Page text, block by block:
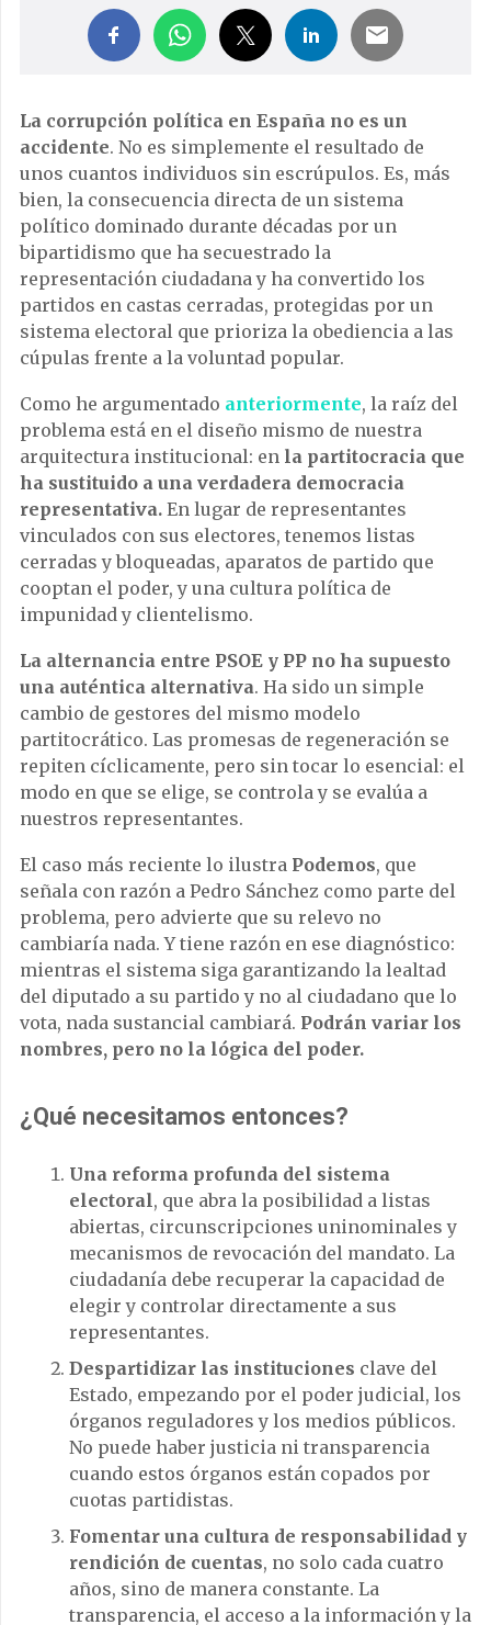
La corrupción política en España no es un
accidente. No es simplemente el resultado de
unos cuantos individuos sin escrúpulos. Es, más
bien, la consecuencia directa de un sistema
político dominado durante décadas por un
bipartidismo que ha secuestrado la
representación ciudadana y ha convertido los
partidos en castas cerradas, protegidas por un
sistema electoral que prioriza la obediencia a las
cúpulas frente a la voluntad popular.
Como he argumentado anteriormente, la raíz del
problema está en el diseño mismo de nuestra
arquitectura institucional: en la partitocracia que
ha sustituido a una verdadera democracia
representativa. En lugar de representantes
vinculados con sus electores, tenemos listas
cerradas y bloqueadas, aparatos de partido que
cooptan el poder, y una cultura política de
impunidad y clientelismo.
La alternancia entre PSOE y PP no ha supuesto
una auténtica alternativa. Ha sido un simple
cambio de gestores del mismo modelo
partitocrático. Las promesas de regeneración se
repiten cíclicamente, pero sin tocar lo esencial: el
modo en que se elige, se controla y se evalúa a
nuestros representantes.
El caso más reciente lo ilustra Podemos, que
señala con razón a Pedro Sánchez como parte del
problema, pero advierte que su relevo no
cambiaría nada. Y tiene razón en ese diagnóstico:
mientras el sistema siga garantizando la lealtad
del diputado a su partido y no al ciudadano que lo
vota, nada sustancial cambiará. Podrán variar los
nombres, pero no la lógica del poder.
¿Qué necesitamos entonces?
Una reforma profunda del sistema
electoral, que abra la posibilidad a listas
abiertas, circunscripciones uninominales y
mecanismos de revocación del mandato. La
ciudadanía debe recuperar la capacidad de
elegir y controlar directamente a sus
representantes.
Despartidizar las instituciones clave del
Estado, empezando por el poder judicial, los
órganos reguladores y los medios públicos.
No puede haber justicia ni transparencia
cuando estos órganos están copados por
cuotas partidistas.
Fomentar una cultura de responsabilidad y
rendición de cuentas, no solo cada cuatro
años, sino de manera constante. La
transparencia, el acceso a la información y la